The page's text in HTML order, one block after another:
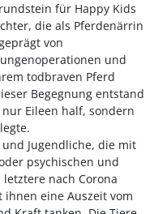
für Happy Kids
die als Pferdenärrin
von
und
todbraven Pferd
Begegnung entstand
Eileen half, sondern
Jugendliche, die mit
psychischen und
nach Corona
eine Auszeit vom